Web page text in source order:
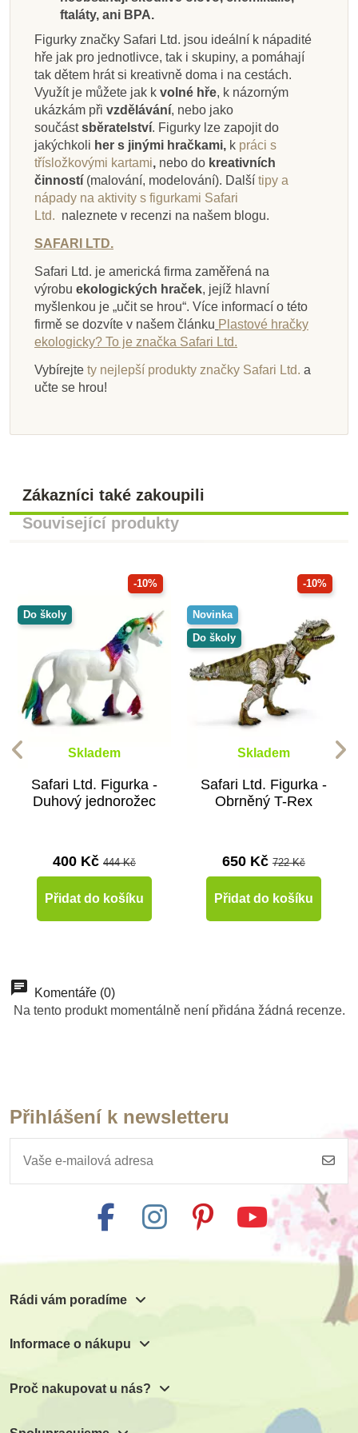
Zobrazit detail
Zobrazit detail
Zobrazit detail
Zobrazit detail
ftaláty, ani BPA.
Figurky značky Safari Ltd. jsou ideální k nápadité
hře jak pro jednotlivce, tak i skupiny, a pomáhají
tak dětem hrát si kreativně doma i na cestách.
Využít je můžete jak k volné hře, k názorným
ukázkám při vzdělávání, nebo jako
součástsběratelství. Figurky lze zapojit do
jakýchkoli her s jinými hračkami, k práci s
třísložkovými kartami, nebo do kreativních
činností (malování, modelování). Další tipy a
nápady na aktivity s figurkami Safari
Ltd. naleznete v recenzi na našem blogu.
SAFARI LTD.
Safari Ltd. je americká firma zaměřená na
výrobu ekologických hraček, jejíž hlavní
myšlenkou je „učit se hrou“. Více informací o této
firmě se dozvíte v našem článku Plastové hračky
ekologicky? To je značka Safari Ltd.
Vybírejte ty nejlepší produkty značky Safari Ltd. a
učte se hrou!
Zákazníci také zakoupili
Související produkty
-10%
Do školy
Skladem
Safari Ltd. Figurka -
Duhový jednorožec
400 Kč 444 Kč
Přidat do košíku
-10%
Novinka
Do školy
Skladem
Safari Ltd. Figurka -
Obrněný T-Rex
650 Kč 722 Kč
Přidat do košíku
Novinka
Do školy
Skladem
Safari Ltd. Figurka -
599 Kč
Do školy
Safari Ltd. Figurka -
638 Kč
Komentáře (0)
Na tento produkt momentálně není přidána žádná recenze.
Přihlášení k newsletteru
Rádi vám poradíme
Informace o nákupu
Proč nakupovat u nás?